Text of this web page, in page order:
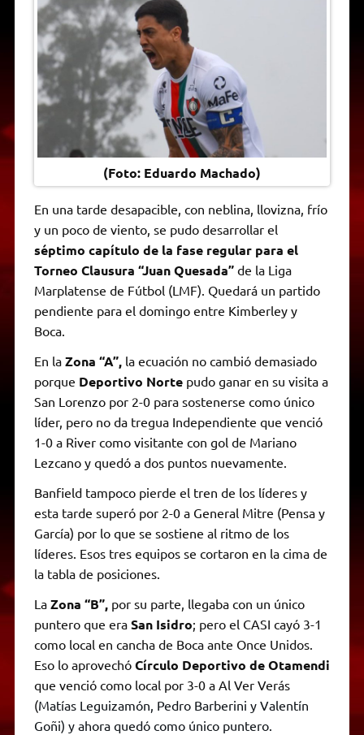
t
s
A
p
p
e
g
t
t
e
e
b
o
o
k
s
e
n
g
e
r
y
L
i
n
k
l
n
t
F
r
i
e
n
d
l
y
(Foto: Eduardo Machado)
En una tarde desapacible, con neblina, llovizna, frío
y un poco de viento, se pudo desarrollar el
séptimo capítulo de la fase regular para el
Torneo Clausura “Juan Quesada”de la Liga
Marplatense de Fútbol (LMF). Quedará un partido
pendiente para el domingo entre Kimberley y
Boca.
En la Zona “A”,la ecuación no cambió demasiado
porque Deportivo Nortepudo ganar en su visita a
San Lorenzo por 2-0 para sostenerse como único
líder, pero no da tregua Independiente que venció
1-0 a River como visitante con gol de Mariano
Lezcano y quedó a dos puntos nuevamente.
Banfield tampoco pierde el tren de los líderes y
esta tarde superó por 2-0 a General Mitre (Pensa y
García) por lo que se sostiene al ritmo de los
líderes. Esos tres equipos se cortaron en la cima de
la tabla de posiciones.
La Zona “B”,por su parte, llegaba con un único
puntero que eraSan Isidro; pero el CASI cayó 3-1
como local en cancha de Boca ante Once Unidos.
Eso lo aprovechó Círculo Deportivo de Otamendi
que venció como local por 3-0 a Al Ver Verás
(Matías Leguizamón, Pedro Barberini y Valentín
Goñi) y ahora quedó como único puntero.